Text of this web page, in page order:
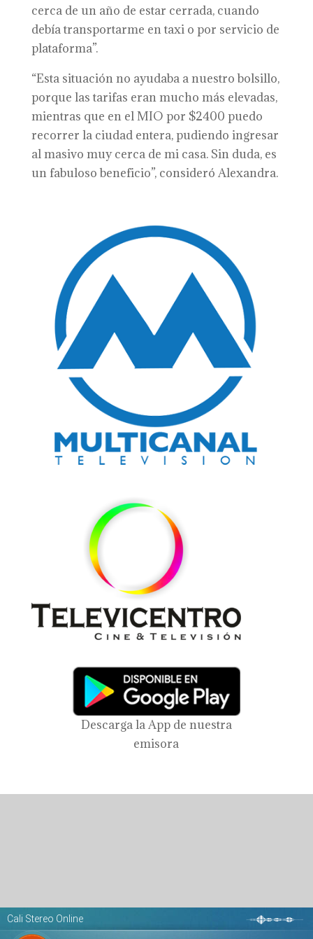
cerca de un año de estar cerrada, cuando
debía transportarme en taxi o por servicio de
plataforma”.
“Esta situación no ayudaba a nuestro bolsillo,
porque las tarifas eran mucho más elevadas,
mientras que en el MIO por $2400 puedo
recorrer la ciudad entera, pudiendo ingresar
al masivo muy cerca de mi casa. Sin duda, es
un fabuloso beneficio”, consideró Alexandra.
Descarga la App de nuestra
emisora